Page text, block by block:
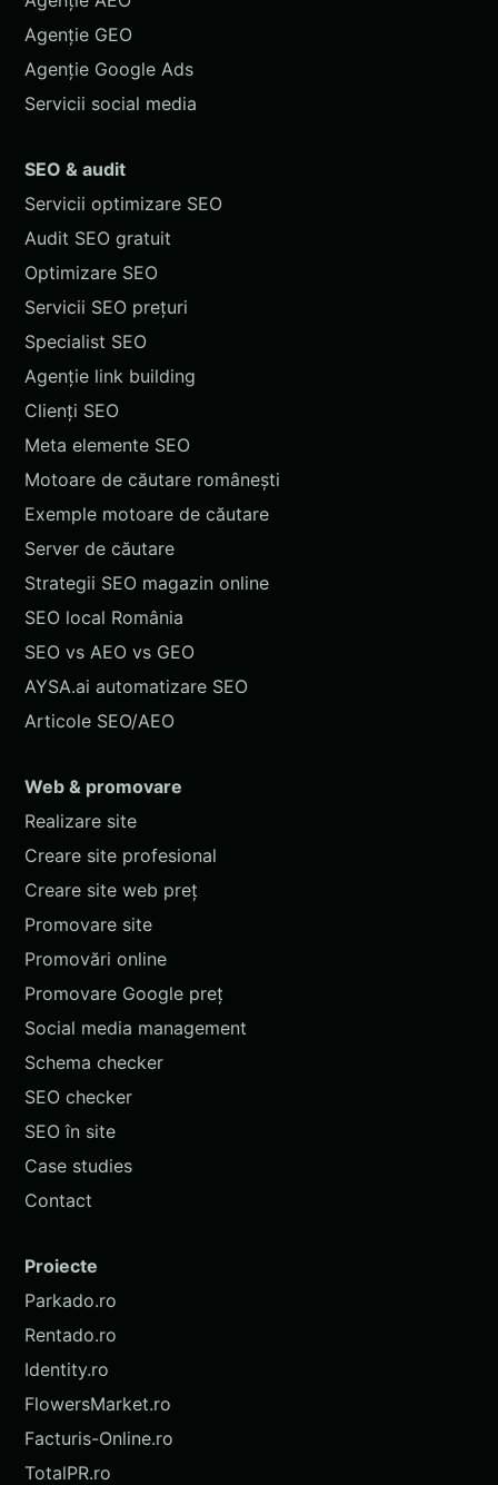
Agenție GEO
Agenție Google Ads
Servicii social media
SEO & audit
Servicii optimizare SEO
Audit SEO gratuit
Optimizare SEO
Servicii SEO prețuri
Specialist SEO
Agenție link building
Clienți SEO
Meta elemente SEO
Motoare de căutare românești
Exemple motoare de căutare
Server de căutare
Strategii SEO magazin online
SEO local România
SEO vs AEO vs GEO
AYSA.ai automatizare SEO
Articole SEO/AEO
Web & promovare
Realizare site
Creare site profesional
Creare site web preț
Promovare site
Promovări online
Promovare Google preț
Social media management
Schema checker
SEO checker
SEO în site
Case studies
Contact
Proiecte
Parkado.ro
Rentado.ro
Identity.ro
FlowersMarket.ro
Facturis-Online.ro
TotalPR.ro